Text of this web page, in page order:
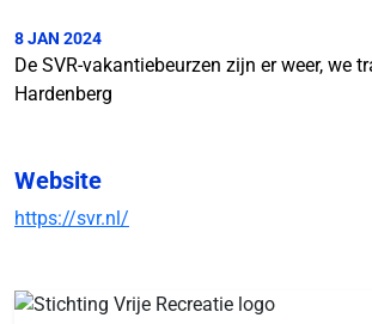
8 JAN 2024
De SVR-vakantiebeurzen zijn er weer, we
Hardenberg
Website
https://svr.nl/